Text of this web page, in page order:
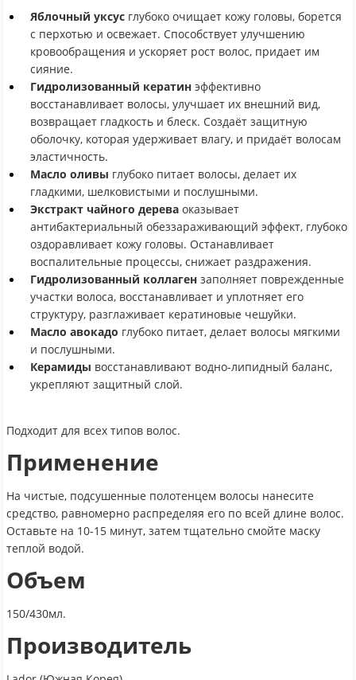
Яблочный уксус глубоко очищает кожу головы, борется
с перхотью и освежает. Способствует улучшению
кровообращения и ускоряет рост волос, придает им
сияние.
Гидролизованный кератин эффективно
восстанавливает волосы, улучшает их внешний вид,
возвращает гладкость и блеск. Создаёт защитную
оболочку, которая удерживает влагу, и придаёт волосам
эластичность.
Масло оливы глубоко питает волосы, делает их
гладкими, шелковистыми и послушными.
Экстракт чайного дерева оказывает
антибактериальный обеззараживающий эффект, глубоко
оздоравливает кожу головы. Останавливает
воспалительные процессы, снижает раздражения.
Гидролизованный коллаген заполняет поврежденные
участки волоса, восстанавливает и уплотняет его
структуру, разглаживает кератиновые чешуйки.
Масло авокадо глубоко питает, делает волосы мягкими
и послушными.
Керамиды восстанавливают водно-липидный баланс,
укрепляют защитный слой.
Подходит для всех типов волос.
Применение
На чистые, подсушенные полотенцем волосы нанесите
средство, равномерно распределяя его по всей длине волос.
Оставьте на 10-15 минут, затем тщательно смойте маску
теплой водой.
Объем
150/430мл.
Производитель